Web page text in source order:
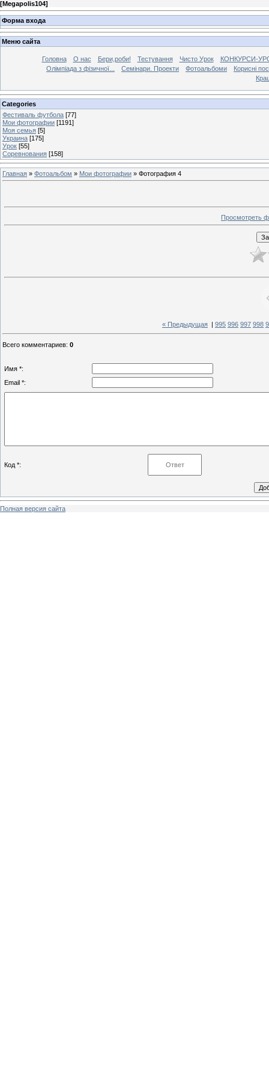
[Megapolis104]
Форма входа
Меню сайта
Головна О нас Бери,роби! Тестування Чисто Урок
КОНКУРСИ-
Олімпіада з фізичної...
Семінари. Проекти Фотоальбоми
Корисні
Categories
Фестиваль футбола [77]
Мои фотографии [1191]
Моя семья [5]
Украина [175]
Урок [55]
Соревнования [158]
Главная » Фотоальбом » Мои фотографии » Фотография 4
Просмотреть
« Предыдущая 995 996 997 998
Всего комментариев: 0
Имя *:
Email *:
Код *:
Полная версия сайта